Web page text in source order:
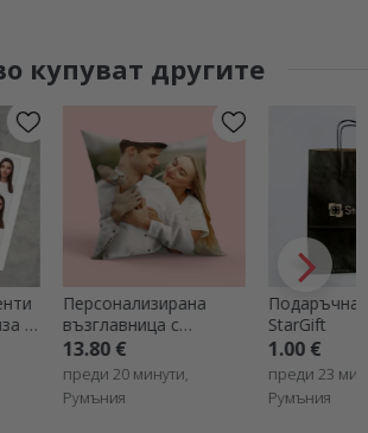
купуват другите
/
Персонализирана
възглавница с
фотография - голям
формат
13.80 €
преди 20 минути,
Румъния
Подаръчна
StarGift
1.00 €
преди 23
Румъния